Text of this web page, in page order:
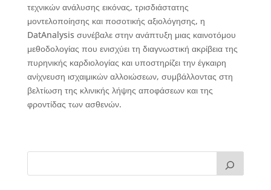
τεχνικών ανάλυσης εικόνας, τρισδιάστατης
μοντελοποίησης και ποσοτικής αξιολόγησης, η
DatAnalysis συνέβαλε στην ανάπτυξη μιας καινοτόμου
μεθοδολογίας που ενισχύει τη διαγνωστική ακρίβεια της
πυρηνικής καρδιολογίας και υποστηρίζει την έγκαιρη
ανίχνευση ισχαιμικών αλλοιώσεων, συμβάλλοντας στη
βελτίωση της κλινικής λήψης αποφάσεων και της
φροντίδας των ασθενών.